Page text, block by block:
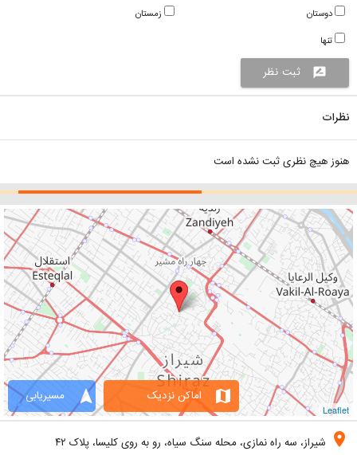
زمستان
دوستان
تنها
rate_review ثبت نظر
نظرات
هنوز هیچ نظری ثبت نشده است
Leaflet
navigation مسیریابی map اماکن نزدیک
location_on شیراز، سه راه نمازی، محله سنگ سیاه، رو به روی کلیسا، پلاک ۴۲